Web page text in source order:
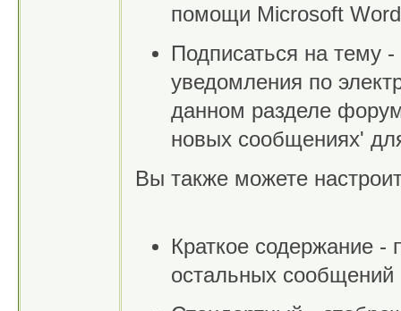
помощи Microsoft Word
Подписаться на тему
уведомления по
данном разделе
новых сообщениях'
Вы также можете
Краткое содержание -
остальных сообщений